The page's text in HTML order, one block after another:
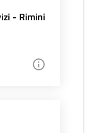
- Rimini